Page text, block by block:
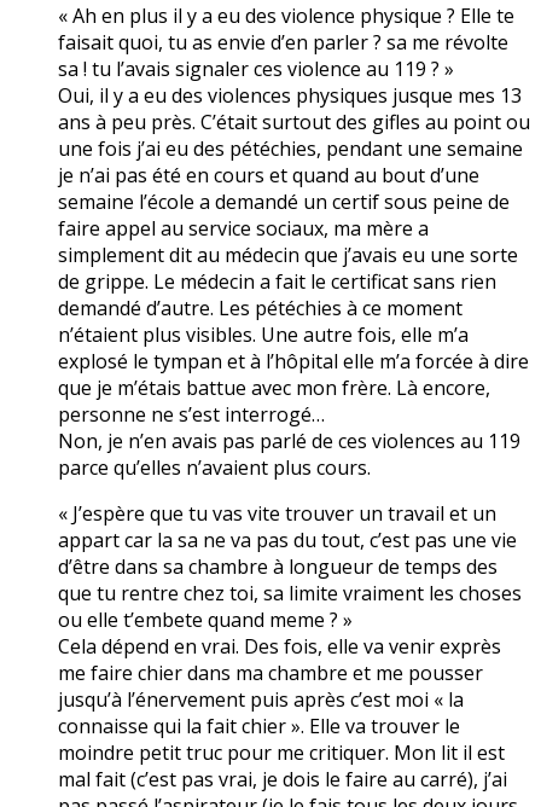
« Ah en plus il y a eu des violence physique ? Elle te
faisait quoi, tu as envie d’en parler ? sa me révolte
sa ! tu l’avais signaler ces violence au 119 ? »
Oui, il y a eu des violences physiques jusque mes 13
ans à peu près. C’était surtout des gifles au point ou
une fois j’ai eu des pétéchies, pendant une semaine
je n’ai pas été en cours et quand au bout d’une
semaine l’école a demandé un certif sous peine de
faire appel au service sociaux, ma mère a
simplement dit au médecin que j’avais eu une sorte
de grippe. Le médecin a fait le certificat sans rien
demandé d’autre. Les pétéchies à ce moment
n’étaient plus visibles. Une autre fois, elle m’a
explosé le tympan et à l’hôpital elle m’a forcée à dire
que je m’étais battue avec mon frère. Là encore,
personne ne s’est interrogé…
Non, je n’en avais pas parlé de ces violences au 119
parce qu’elles n’avaient plus cours.
« J’espère que tu vas vite trouver un travail et un
appart car la sa ne va pas du tout, c’est pas une vie
d’être dans sa chambre à longueur de temps des
que tu rentre chez toi, sa limite vraiment les choses
ou elle t’embete quand meme ? »
Cela dépend en vrai. Des fois, elle va venir exprès
me faire chier dans ma chambre et me pousser
jusqu’à l’énervement puis après c’est moi « la
connaisse qui la fait chier ». Elle va trouver le
moindre petit truc pour me critiquer. Mon lit il est
mal fait (c’est pas vrai, je dois le faire au carré), j’ai